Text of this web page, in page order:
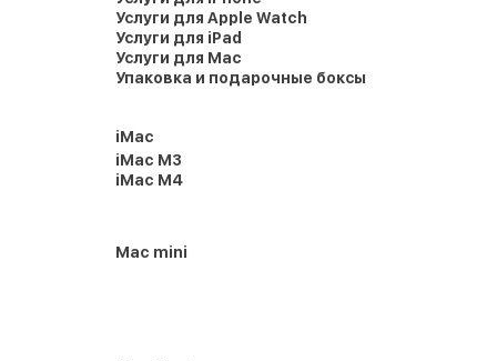
Услуги для Apple Watch
Услуги для iPad
Услуги для Mac
Упаковка и подарочные боксы
iMac
iMac M3
iMac M4
Mac mini